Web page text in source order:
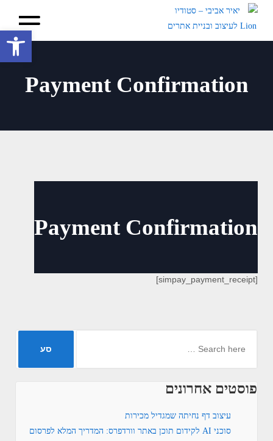
Payment Confirmation
Payment Confirmation
[simpay_payment_receipt]
פוסטים אחרונים
עיצוב דף נחיתה שמגדיל מכירות
סוכני AI לקידום תוכן באתר וורדפרס: המדריך המלא לפרסום
פתח